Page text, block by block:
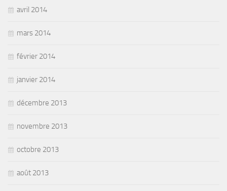
avril 2014
mars 2014
février 2014
janvier 2014
décembre 2013
novembre 2013
octobre 2013
août 2013